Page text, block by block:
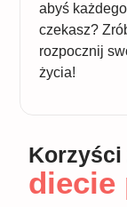
abyś
czekasz?
rozpocznij
życia!
Korzyści
diecie